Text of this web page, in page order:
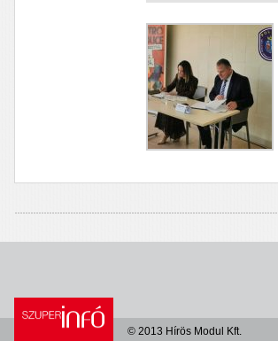
© 2013 Hírös Modul Kft.